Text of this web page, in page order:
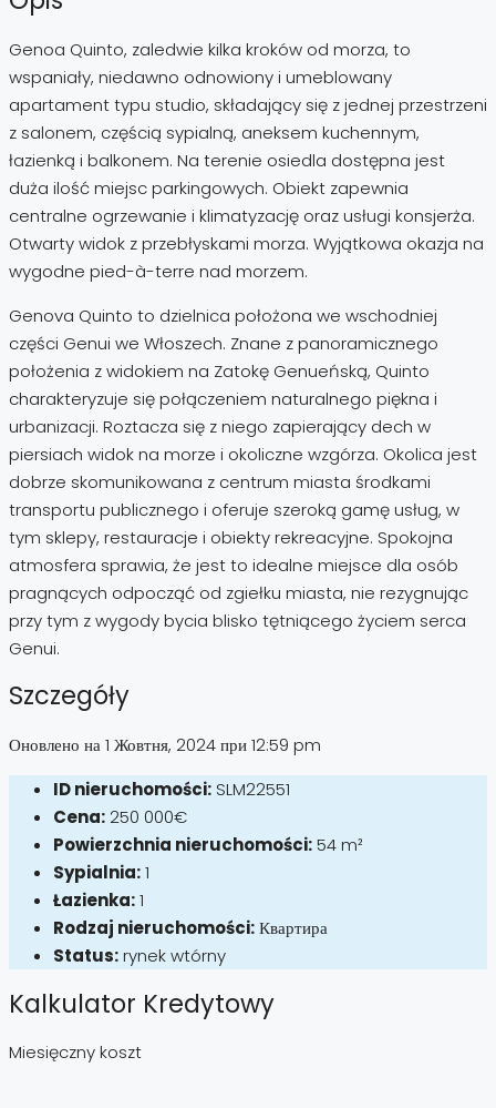
Genoa Quinto, zaledwie kilka kroków od morza, to
wspaniały, niedawno odnowiony i umeblowany
apartament typu studio, składający się z jednej przestrzeni
z salonem, częścią sypialną, aneksem kuchennym,
łazienką i balkonem. Na terenie osiedla dostępna jest
duża ilość miejsc parkingowych. Obiekt zapewnia
centralne ogrzewanie i klimatyzację oraz usługi konsjerża.
Otwarty widok z przebłyskami morza. Wyjątkowa okazja na
wygodne pied-à-terre nad morzem.
Genova Quinto to dzielnica położona we wschodniej
części Genui we Włoszech. Znane z panoramicznego
położenia z widokiem na Zatokę Genueńską, Quinto
charakteryzuje się połączeniem naturalnego piękna i
urbanizacji. Roztacza się z niego zapierający dech w
piersiach widok na morze i okoliczne wzgórza. Okolica jest
dobrze skomunikowana z centrum miasta środkami
transportu publicznego i oferuje szeroką gamę usług, w
tym sklepy, restauracje i obiekty rekreacyjne. Spokojna
atmosfera sprawia, że ​​jest to idealne miejsce dla osób
pragnących odpocząć od zgiełku miasta, nie rezygnując
przy tym z wygody bycia blisko tętniącego życiem serca
Genui.
Szczegóły
Оновлено на 1 Жовтня, 2024 при 12:59 pm
ID nieruchomości: SLM22551
Cena: 250 000€
Powierzchnia nieruchomości:54 m²
Sypialnia:1
Łazienka:1
Rodzaj nieruchomości:Квартира
Status:rynek wtórny
Kalkulator Kredytowy
Miesięczny koszt